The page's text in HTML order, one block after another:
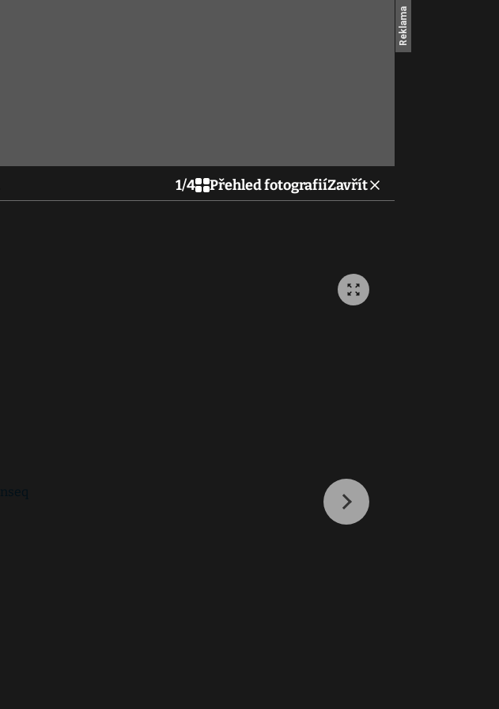
1/4 Přehled fotografiíZavřít